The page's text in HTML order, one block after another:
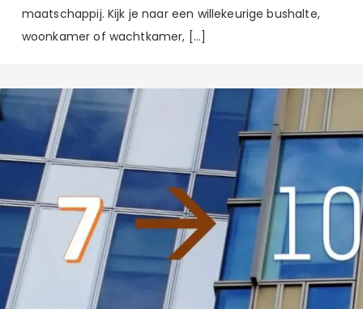
maatschappij. Kijk je naar een willekeurige bushalte,
woonkamer of wachtkamer, […]